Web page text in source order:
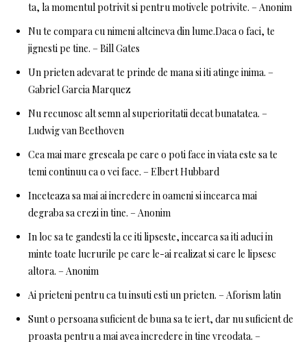
ta, la momentul potrivit si pentru motivele potrivite. – Anonim
Nu te compara cu nimeni altcineva din lume.Daca o faci, te
jignesti pe tine. – Bill Gates
Un prieten adevarat te prinde de mana si iti atinge inima. –
Gabriel Garcia Marquez
Nu recunosc alt semn al superioritatii decat bunatatea. –
Ludwig van Beethoven
Cea mai mare greseala pe care o poti face in viata este sa te
temi continuu ca o vei face. – Elbert Hubbard
Inceteaza sa mai ai incredere in oameni si incearca mai
degraba sa crezi in tine. – Anonim
In loc sa te gandesti la ce iti lipseste, incearca sa iti aduci in
minte toate lucrurile pe care le-ai realizat si care le lipsesc
altora. – Anonim
Ai prieteni pentru ca tu insuti esti un prieten. – Aforism latin
Sunt o persoana suficient de buna sa te iert, dar nu suficient de
proasta pentru a mai avea incredere in tine vreodata. –